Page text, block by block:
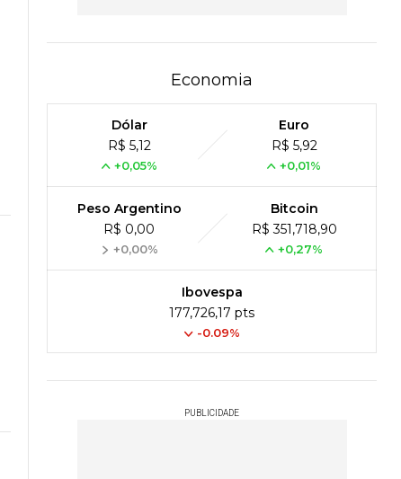
Economia
Dólar
R$ 5,12
+0,05%
Euro
R$ 5,92
+0,01%
Peso Argentino
R$ 0,00
+0,00%
Bitcoin
R$ 351,718,90
+0,27%
Ibovespa
177,726,17 pts
-0.09%
PUBLICIDADE